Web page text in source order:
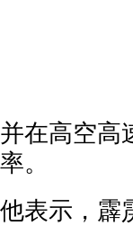
并在高空高
率。
他表示，霹